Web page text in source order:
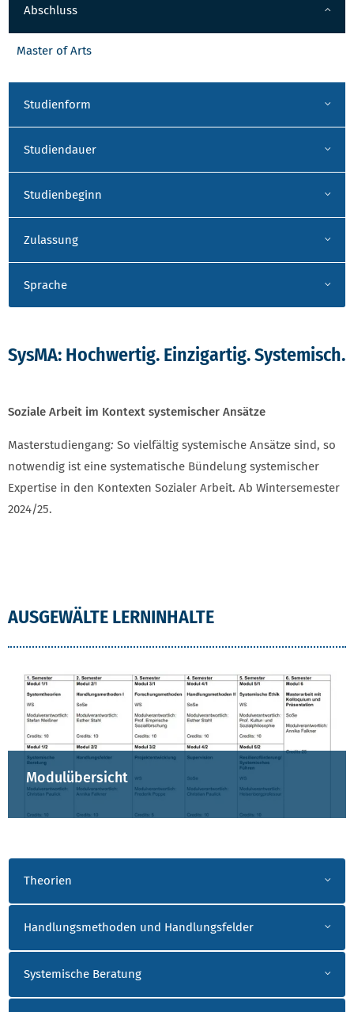
Abschluss
Master of Arts
Studienform
Studiendauer
Studienbeginn
Zulassung
Sprache
SysMA: Hochwertig. Einzigartig. Systemisch.
Soziale Arbeit im Kontext systemischer Ansätze
Masterstudiengang: So vielfältig systemische Ansätze sind, so
notwendig ist eine systematische Bündelung systemischer
Expertise in den Kontexten Sozialer Arbeit. Ab Wintersemester
2024/25.
AUSGEWÄLTE LERNINHALTE
Modulübersicht
AUSGEWÄHLTE LERNINHALTE
Theorien
Handlungsmethoden und Handlungsfelder
Systemische Beratung